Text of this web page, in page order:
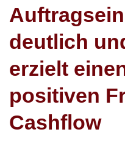
deutlich
erzielt
positiven
Cashflow